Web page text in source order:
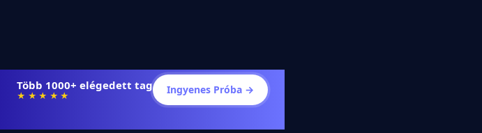
Több 1000+ elégedett tag
★★★★★ Ingyenes Próba →